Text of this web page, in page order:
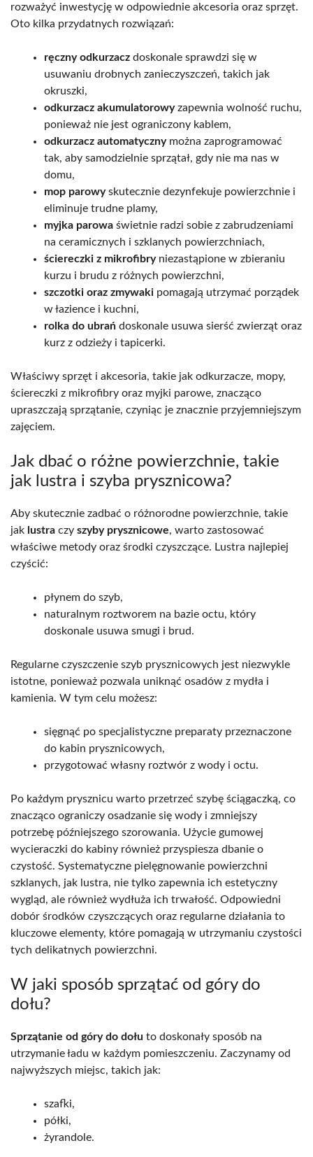
rozważyć inwestycję w odpowiednie akcesoria oraz sprzęt.
Oto kilka przydatnych rozwiązań:
ręczny odkurzacz doskonale sprawdzi się w
usuwaniu drobnych zanieczyszczeń, takich jak
okruszki,
odkurzacz akumulatorowyzapewnia wolność ruchu,
ponieważ nie jest ograniczony kablem,
odkurzacz automatycznymożna zaprogramować
tak, aby samodzielnie sprzątał, gdy nie ma nas w
domu,
mop parowyskutecznie dezynfekuje powierzchnie i
eliminuje trudne plamy,
myjka parowa świetnie radzi sobie z zabrudzeniami
na ceramicznych i szklanych powierzchniach,
ściereczki z mikrofibryniezastąpione w zbieraniu
kurzu i brudu z różnych powierzchni,
szczotki oraz zmywaki pomagają utrzymać porządek
w łazience i kuchni,
rolka do ubrań doskonale usuwa sierść zwierząt oraz
kurz z odzieży i tapicerki.
Właściwy sprzęt i akcesoria, takie jak odkurzacze, mopy,
ściereczki z mikrofibry oraz myjki parowe, znacząco
upraszczają sprzątanie, czyniąc je znacznie przyjemniejszym
zajęciem.
Jak dbać o różne powierzchnie, takie
jak lustra i szyba prysznicowa?
Aby skutecznie zadbać o różnorodne powierzchnie, takie
jak lustra czy szyby prysznicowe, warto zastosować
właściwe metody oraz środki czyszczące. Lustra najlepiej
czyścić:
płynem do szyb,
naturalnym roztworem na bazie octu, który
doskonale usuwa smugi i brud.
Regularne czyszczenie szyb prysznicowych jest niezwykle
istotne, ponieważ pozwala uniknąć osadów z mydła i
kamienia. W tym celu możesz:
sięgnąć po specjalistyczne preparaty przeznaczone
do kabin prysznicowych,
przygotować własny roztwór z wody i octu.
Po każdym prysznicu warto przetrzeć szybę ściągaczką, co
znacząco ograniczy osadzanie się wody i zmniejszy
potrzebę późniejszego szorowania. Użycie gumowej
wycieraczki do kabiny również przyspiesza dbanie o
czystość. Systematyczne pielęgnowanie powierzchni
szklanych, jak lustra, nie tylko zapewnia ich estetyczny
wygląd, ale również wydłuża ich trwałość. Odpowiedni
dobór środków czyszczących oraz regularne działania to
kluczowe elementy, które pomagają w utrzymaniu czystości
tych delikatnych powierzchni.
W jaki sposób sprzątać od góry do
dołu?
Sprzątanie od góry do dołu to doskonały sposób na
utrzymanie ładu w każdym pomieszczeniu. Zaczynamy od
najwyższych miejsc, takich jak:
szafki,
półki,
żyrandole.